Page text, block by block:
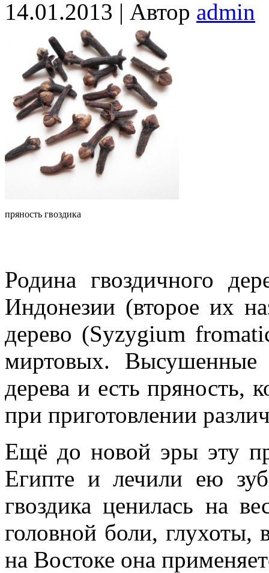
14.01.2013 | Автор admin
пряность гвоздика
Родина гвоздичного
Индонезии (второе их
дерево (Syzygium
миртовых. Высушенные
дерева и есть пряность,
при приготовлении
Ещё до новой эры эту
Египте и лечили ею
гвоздика ценилась на
головной боли,
на Востоке она